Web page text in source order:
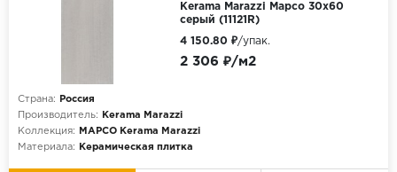
Kerama Marazzi Марсо 30x60
серый (11121R)
Страна:
Россия
Производитель:
Kerama Marazzi
Коллекция:
МАРСО Kerama Marazzi
Материала:
Керамическая плитка
2 306 ₽/м2
4 150.80 ₽/упак.